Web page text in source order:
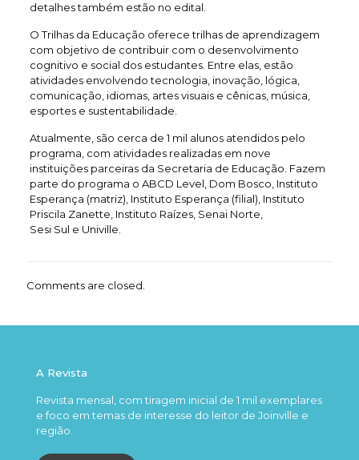
detalhes também estão no edital.
O Trilhas da Educação oferece trilhas de aprendizagem
com objetivo de contribuir com o desenvolvimento
cognitivo e social dos estudantes. Entre elas, estão
atividades envolvendo tecnologia, inovação, lógica,
comunicação, idiomas, artes visuais e cênicas, música,
esportes e sustentabilidade.
Atualmente, são cerca de 1 mil alunos atendidos pelo
programa, com atividades realizadas em nove
instituições parceiras da Secretaria de Educação. Fazem
parte do programa o ABCD Level, Dom Bosco, Instituto
Esperança (matriz), Instituto Esperança (filial), Instituto
Priscila Zanette, Instituto Raízes, Senai Norte,
Sesi Sul e Univille.
Comments are closed.
A Revista
Revista mensal, com tiragem inicial de 1 mil exemplares
e foco em temas de interesse do leitor de Joinville e
região.